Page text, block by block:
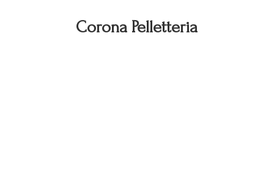
Corona Pelletteria